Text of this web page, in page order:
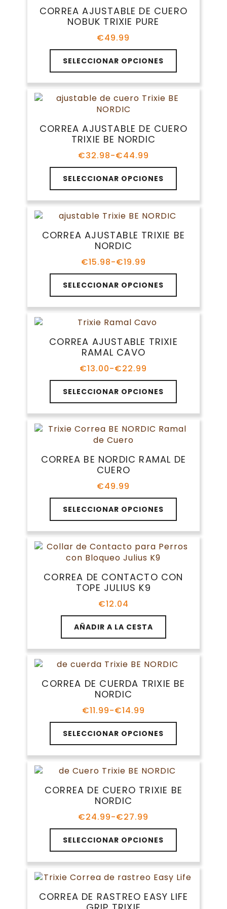
opciones
elegir
la
página
producto
CORREA AJUSTABLE DE CUERO
NOBUK TRIXIE PURE
€49.99
SELECCIONAR OPCIONES
Este
producto
tiene
múltiples
variantes.
se
pueden
en
página
de
producto
CORREA AJUSTABLE DE CUERO
TRIXIE BE NORDIC
€32.98-€44.99
Rango
de
precios:
desde
€32.98
hasta
€44.99
SELECCIONAR OPCIONES
Este
producto
tiene
múltiples
variantes.
opciones
pueden
elegir
la
página
producto
CORREA AJUSTABLE TRIXIE BE
NORDIC
€15.98-€19.99
Rango
de
precios:
desde
€15.98
hasta
€19.99
SELECCIONAR OPCIONES
Este
producto
tiene
múltiples
variantes.
opciones
pueden
elegir
la
página
de
producto
CORREA AJUSTABLE TRIXIE
RAMAL CAVO
€13.00-€22.99
Rango
de
precios:
desde
€13.00
hasta
€22.99
SELECCIONAR OPCIONES
Este
producto
tiene
múltiples
variantes.
se
en
página
de
producto
CORREA BE NORDIC RAMAL DE
CUERO
€49.99
SELECCIONAR OPCIONES
Este
producto
tiene
múltiples
variantes.
se
pueden
página
de
producto
CORREA DE CONTACTO CON
TOPE JULIUS K9
€12.04
AÑADIR A LA CESTA
CORREA DE CUERDA TRIXIE BE
NORDIC
€11.99-€14.99
Rango
de
precios:
desde
€11.99
hasta
€14.99
SELECCIONAR OPCIONES
Este
producto
tiene
múltiples
variantes.
opciones
pueden
elegir
la
página
de
producto
CORREA DE CUERO TRIXIE BE
NORDIC
€24.99-€27.99
Rango
de
precios:
desde
€24.99
hasta
€27.99
SELECCIONAR OPCIONES
Este
producto
tiene
múltiples
variantes.
opciones
CORREA DE RASTREO EASY LIFE